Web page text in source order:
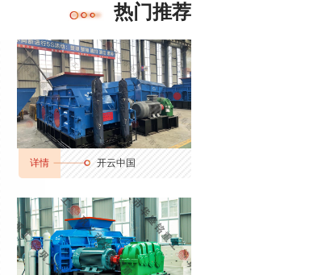
热门推荐
详情 开云中国